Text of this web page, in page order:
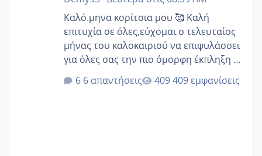
Καλό.μηνα κορίτσια μου 🥰 Καλή
επιτυχία σε όλες,εύχομαι ο τελευταίος
μήνας του καλοκαιριού να επιφυλάσσει
για όλες σας την πιο όμορφη έκπληξη 🧿
@Elk @Melikara86 @Παρασκευαιδου
@Zenia z @melitiniღ @Christi.D.
6 απαντήσεις 409 εμφανίσεις